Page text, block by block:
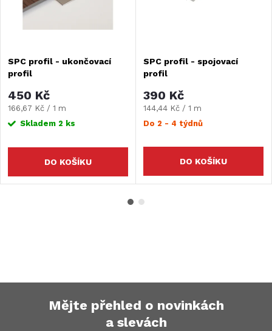
SPC profil - ukončovací
profil
450 Kč
Měrná
cena:
166,67 Kč / 1 m
Skladem 2 ks
DO KOŠÍKU
SPC profil - spojovací
profil
390 Kč
Měrná
cena:
144,44 Kč / 1 m
Do 2 - 4 týdnů
DO KOŠÍKU
Mějte přehled o novinkách
a slevách